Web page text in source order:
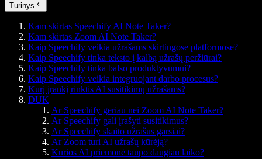
Turinys
Kam skirtas Speechify AI Note Taker?
Kam skirtas Zoom AI Note Taker?
Kaip Speechify veikia užrašams skirtingose platformose?
Kaip Speechify tinka teksto į kalbą užrašų peržiūrai?
Kaip Speechify tinka balso produktyvumui?
Kaip Speechify veikia integruojant darbo procesus?
Kurį įrankį rinktis AI susitikimų užrašams?
DUK
Ar Speechify geriau nei Zoom AI Note Taker?
Ar Speechify gali įrašyti susitikimus?
Ar Speechify skaito užrašus garsiai?
Ar Zoom turi AI užrašų kūrėją?
Kurios AI priemonė taupo daugiau laiko?